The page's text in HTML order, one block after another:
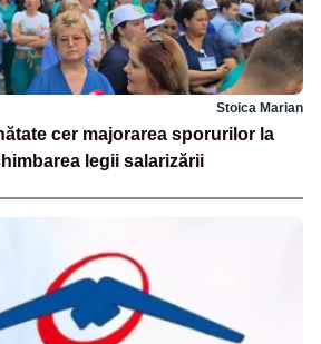
Stoica Marian
cer majorarea sporurilor la
legii salarizării